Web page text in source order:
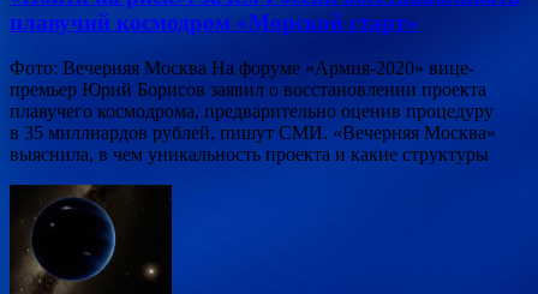
плавучий космодром «Морской старт»
Фото: Вечерняя Москва На форуме «Армия-2020» вице-
премьер Юрий Борисов заявил о восстановлении проекта
плавучего космодрома, предварительно оценив процедуру
в 35 миллиардов рублей, пишут СМИ. «Вечерняя Москва»
выяснила, в чем уникальность проекта и какие структуры